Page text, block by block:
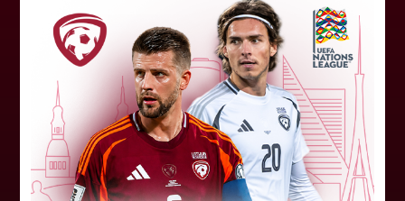
Jūlijā par labāko "LuckyBet" SFL
atzīta Keita Zviedre